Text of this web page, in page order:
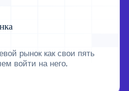
рынок как свои пять
войти на него.